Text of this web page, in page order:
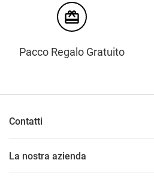
card_giftcard
Pacco Regalo Gratuito
Contatti
La nostra azienda